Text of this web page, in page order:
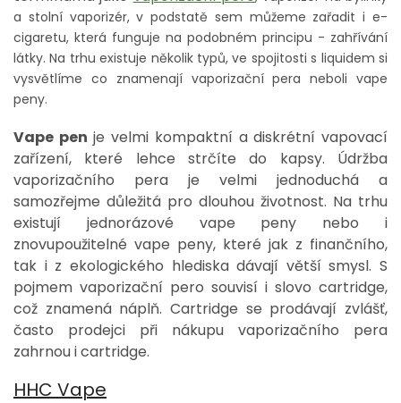
a stolní vaporizér, v podstatě sem můžeme zařadit i e-
cigaretu, která funguje na podobném principu - zahřívání
látky. Na trhu existuje několik typů, ve spojitosti s liquidem si
vysvětlíme co znamenají vaporizační pera neboli vape
peny.
Vape pen je velmi kompaktní a diskrétní vapovací
zařízení, které lehce strčíte do kapsy. Údržba
vaporizačního pera je velmi jednoduchá a
samozřejme důležitá pro dlouhou životnost. Na trhu
existují jednorázové vape peny nebo i
znovupoužitelné vape peny, které jak z finančního,
tak i z ekologického hlediska dávají větší smysl. S
pojmem vaporizační pero souvisí i slovo cartridge,
což znamená náplň. Cartridge se prodávají zvlášť,
často prodejci při nákupu vaporizačního pera
zahrnou i cartridge.
HHC Vape